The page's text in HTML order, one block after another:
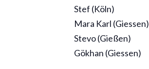
Stef (Köln)
Mara Karl (Giessen)
Stevo (Gießen)
Gökhan (Giessen)